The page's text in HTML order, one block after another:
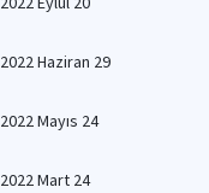
2022 Haziran 29
2022 Mayıs 24
2022 Mart 24